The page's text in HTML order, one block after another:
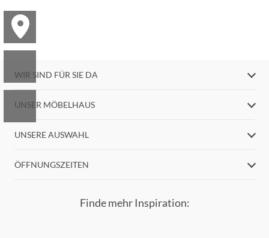
WIR SIND FÜR SIE DA
UNSER MÖBELHAUS
UNSERE AUSWAHL
ÖFFNUNGSZEITEN
Finde mehr Inspiration: